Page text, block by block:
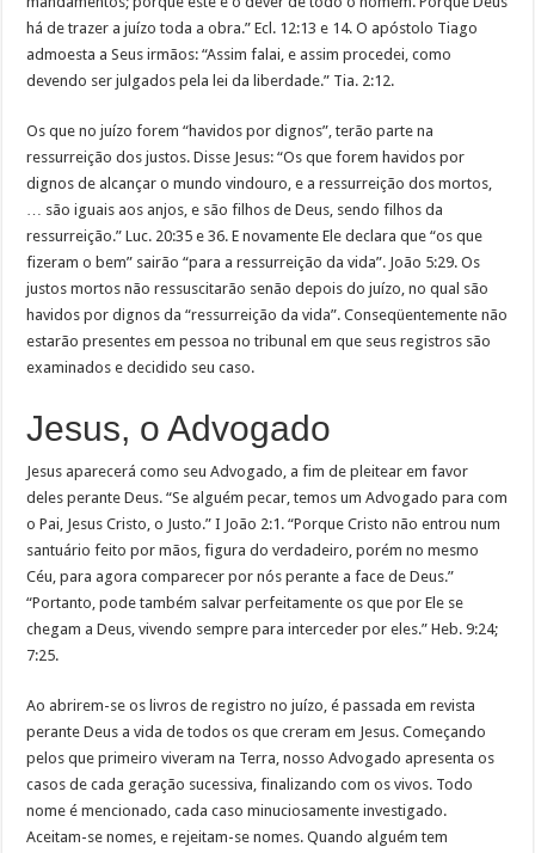
há de trazer a juízo toda a obra.” Ecl. 12:13 e 14. O apóstolo Tiago
admoesta a Seus irmãos: “Assim falai, e assim procedei, como
devendo ser julgados pela lei da liberdade.” Tia. 2:12.
Os que no juízo forem “havidos por dignos”, terão parte na
ressurreição dos justos. Disse Jesus: “Os que forem havidos por
dignos de alcançar o mundo vindouro, e a ressurreição dos mortos,
… são iguais aos anjos, e são filhos de Deus, sendo filhos da
ressurreição.” Luc. 20:35 e 36. E novamente Ele declara que “os que
fizeram o bem” sairão “para a ressurreição da vida”. João 5:29. Os
justos mortos não ressuscitarão senão depois do juízo, no qual são
havidos por dignos da “ressurreição da vida”. Conseqüentemente não
estarão presentes em pessoa no tribunal em que seus registros são
examinados e decidido seu caso.
Jesus, o Advogado
Jesus aparecerá como seu Advogado, a fim de pleitear em favor
deles perante Deus. “Se alguém pecar, temos um Advogado para com
o Pai, Jesus Cristo, o Justo.” I João 2:1. “Porque Cristo não entrou num
santuário feito por mãos, figura do verdadeiro, porém no mesmo
Céu, para agora comparecer por nós perante a face de Deus.”
“Portanto, pode também salvar perfeitamente os que por Ele se
chegam a Deus, vivendo sempre para interceder por eles.” Heb. 9:24;
7:25.
Ao abrirem-se os livros de registro no juízo, é passada em revista
perante Deus a vida de todos os que creram em Jesus. Começando
pelos que primeiro viveram na Terra, nosso Advogado apresenta os
casos de cada geração sucessiva, finalizando com os vivos. Todo
nome é mencionado, cada caso minuciosamente investigado.
Aceitam-se nomes, e rejeitam-se nomes. Quando alguém tem